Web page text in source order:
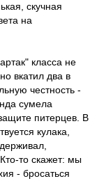
скучная
на
класса не
вкатил два в
честность -
сумела
питерцев. В
кулака,
то скажет: мы
- бросаться